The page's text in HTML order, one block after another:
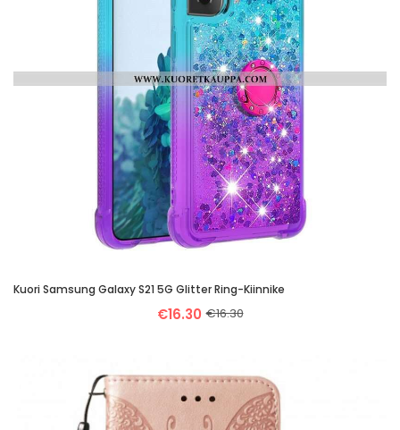
Kuori Samsung Galaxy S21 5G Glitter Ring-Kiinnike
€16.30 €16.30